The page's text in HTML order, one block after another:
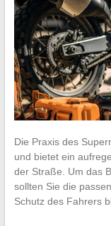
Die Praxis des
und bietet ein
der Straße. Um das
sollten Sie die
Schutz des Fahrers